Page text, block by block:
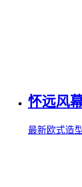
怀远风
最新欧式造